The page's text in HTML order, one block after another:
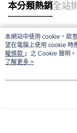
本分類熱銷全站
熱門標籤
本網站中使用 cookie，欲
望在電腦上使用 cookie 時
權條款 」之 Cookie 聲明
用條款之 Cookie 聲明使用
了解更多 >